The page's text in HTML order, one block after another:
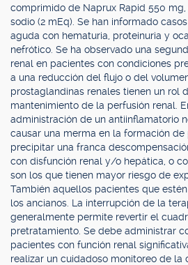
comprimido de Naprux Rapid 550
sodio (2 mEq). Se han informado
aguda con hematuria, proteinuria y
nefrótico. Se ha observado una
renal en pacientes con condiciones
a una reducción del flujo o del
prostaglandinas renales tienen un rol
mantenimiento de la perfusión renal.
administración de un antiinflamatorio
causar una merma en la formación
precipitar una franca
con disfunción renal y/o hepática, o
son los que tienen mayor riesgo de
También aquellos pacientes que
los ancianos. La interrupción de la
generalmente permite revertir el
pretratamiento. Se debe administrar
pacientes con función renal
realizar un cuidadoso monitoreo de la